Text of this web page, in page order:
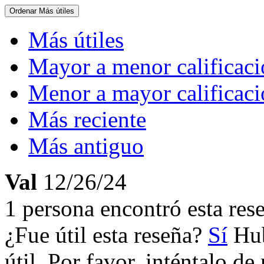
Ordenar Más útiles
Más útiles
Mayor a menor
Menor a mayor
Más reciente
Más antiguo
Val 12/26/24
1 persona encontró esta
¿Fue útil esta reseña? Sí